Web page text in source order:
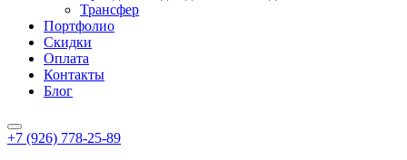
Трансфер
Портфолио
Скидки
Оплата
Контакты
Блог
+7 (926) 778-25-89